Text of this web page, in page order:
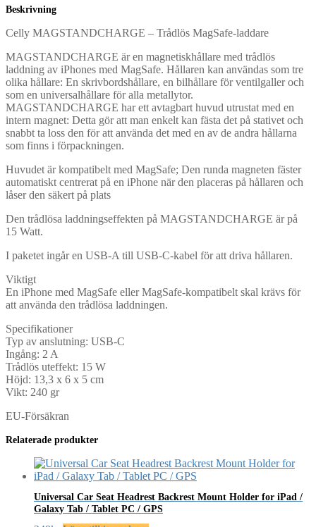
Beskrivning
Celly MAGSTANDCHARGE – Trådlös MagSafe-laddare
MAGSTANDCHARGE är en magnetiskhållare med trådlös
laddning av iPhones med MagSafe. Hållaren kan användas som tre
olika hållare: En skrivbordshållare, en bilhållare för ventilgaller och
som en universalhållare för alla metallytor.
MAGSTANDCHARGE har ett avtagbart huvud utrustat med en
intern magnet: Detta gör att man enkelt kan fästa det på stativet och
snabbt ta loss den för att använda det med en av de andra hållarna
som finns i förpackningen.
Huvudet är kompatibelt med MagSafe; Den runda magneten fäster
automatiskt centrerat på en iPhone när den placeras på hållaren och
låser den säkert på plats
Den trådlösa laddningseffekten på MAGSTANDCHARGE är på
15 Watt.
I paketet ingår en USB-A till USB-C-kabel för att driva hållaren.
Viktigt
En iPhone med MagSafe eller MagSafe-kompatibelt skal krävs för
att använda den trådlösa laddningen.
Specifikationer
Typ av anslutning: USB-C
Ingång: 2 A
Trådlös uteffekt: 15 W
Höjd: 13,3 x 6 x 5 cm
Vikt: 240 gr
EU-Försäkran
Relaterade produkter
Universal Car Seat Headrest Backrest Mount Holder for iPad /
Galaxy Tab / Tablet PC / GPS